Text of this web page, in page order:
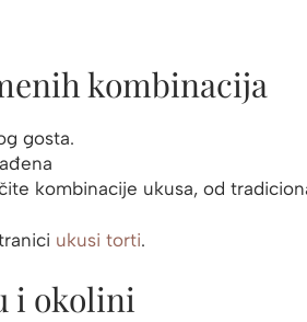
kombinacija
gosta.
kombinacije ukusa, od
ukusi torti.
i okolini